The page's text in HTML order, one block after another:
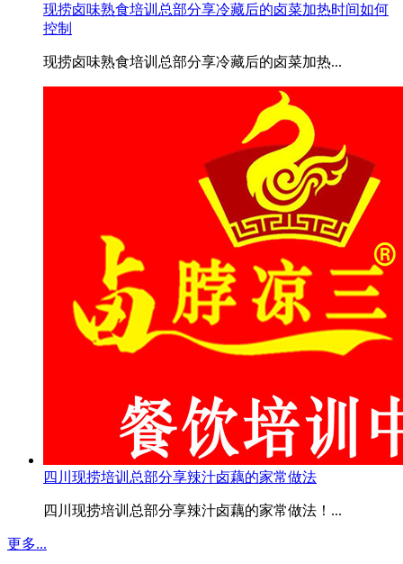
现捞卤味熟食培训总部分享冷藏后的卤菜加热时间如何
控制
现捞卤味熟食培训总部分享冷藏后的卤菜加热...
四川现捞培训总部分享辣汁卤藕的家常做法
四川现捞培训总部分享辣汁卤藕的家常做法！...
更多...